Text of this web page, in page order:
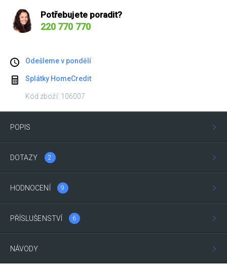
Potřebujete poradit?
220 770 770
Odešleme v pondělí
Splátky HomeCredit
Kód zboží: 106007
POPIS
DOTAZY 2
HODNOCENÍ 9
PŘÍSLUŠENSTVÍ 6
NÁVODY